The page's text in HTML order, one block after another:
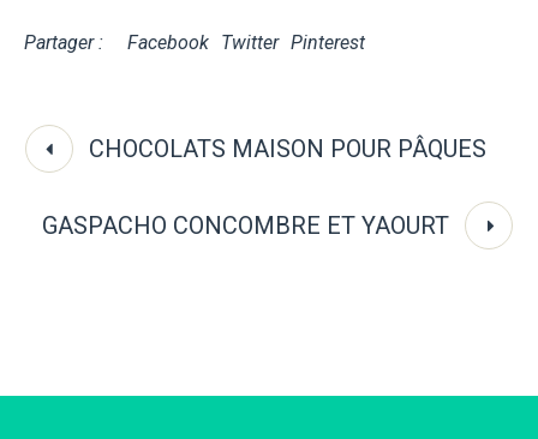
Partager : Facebook Twitter Pinterest
CHOCOLATS MAISON POUR PÂQUES
GASPACHO CONCOMBRE ET YAOURT